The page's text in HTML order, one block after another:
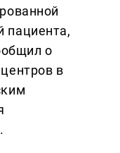
пациента,
о
в